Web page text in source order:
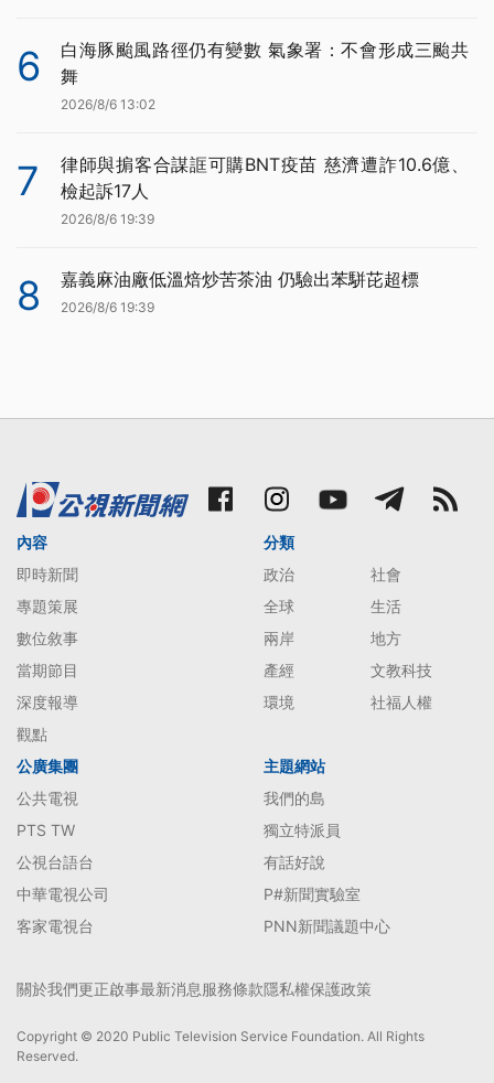
6
白海豚颱風路徑仍有變數 氣象署：不會形成三颱共
舞
2026/8/6 13:02
7
律師與掮客合謀誆可購BNT疫苗 慈濟遭詐10.6億、
檢起訴17人
2026/8/6 19:39
8 嘉義麻油廠低溫焙炒苦茶油 仍驗出苯駢芘超標
2026/8/6 19:39
內容
即時新聞
專題策展
數位敘事
當期節目
深度報導
觀點
分類
政治
社會
全球
生活
兩岸
地方
產經
文教科技
環境
社福人權
公廣集團
公共電視
PTS TW
公視台語台
中華電視公司
客家電視台
主題網站
我們的島
獨立特派員
有話好說
P#新聞實驗室
PNN新聞議題中心
關於我們更正啟事最新消息服務條款隱私權保護政策
Copyright © 2020 Public Television Service Foundation. All Rights
Reserved.